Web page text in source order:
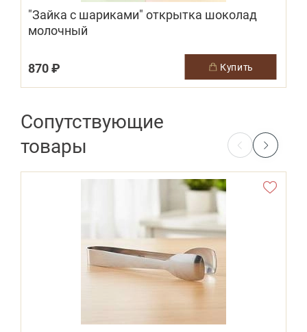
"Зайка с шариками" открытка шоколад
молочный
870 ₽ купить
Сопутствующие
товары